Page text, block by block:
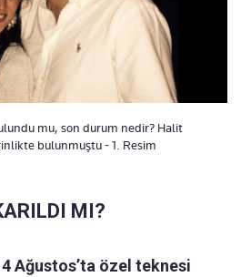
mu, son durum nedir? Halit
bulunmuştu - 1. Resim
MI?
Ağustos’ta özel teknesi